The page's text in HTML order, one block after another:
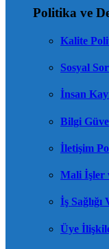
Politika ve
Kalite
Sosyal
İnsan
Bilgi
İletişim
Mali İşler
İş
Üye